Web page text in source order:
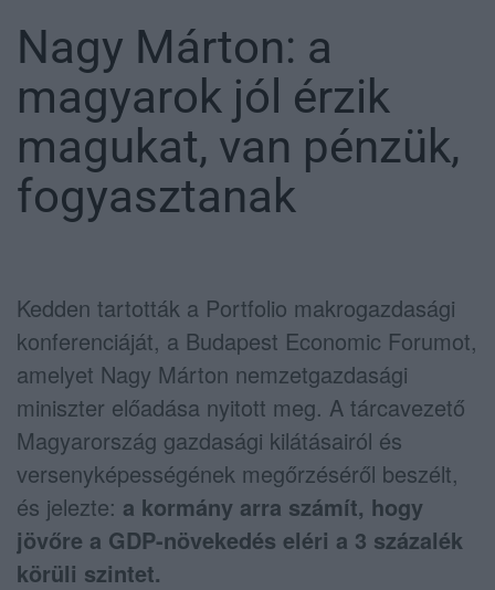
Nagy Márton: a
magyarok jól érzik
magukat, van pénzük,
fogyasztanak
Kedden tartották a Portfolio makrogazdasági
konferenciáját, a Budapest Economic Forumot,
amelyet Nagy Márton nemzetgazdasági
miniszter előadása nyitott meg. A tárcavezető
Magyarország gazdasági kilátásairól és
versenyképességének megőrzéséről beszélt,
és jelezte: a kormány arra számít, hogy
jövőre a GDP-növekedés eléri a 3 százalék
körüli szintet.